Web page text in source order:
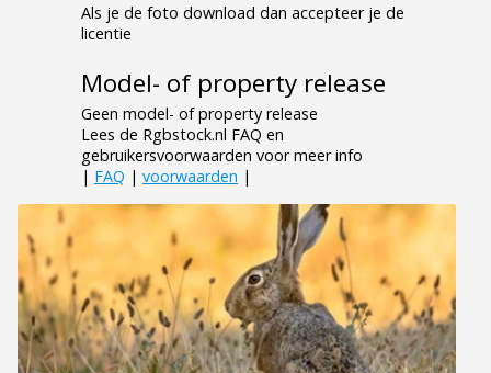
Als je de foto download dan accepteer je de
licentie
Model- of property release
Geen model- of property release
Lees de Rgbstock.nl FAQ en
gebruikersvoorwaarden voor meer info
| FAQ | voorwaarden |